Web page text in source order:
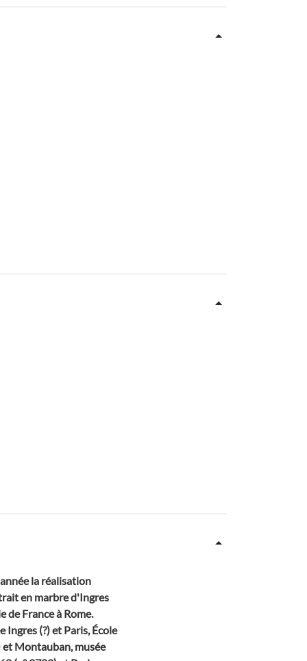
la réalisation
en marbre d'Ingres
de France à Rome.
(?) et Paris, École
et Montauban, musée